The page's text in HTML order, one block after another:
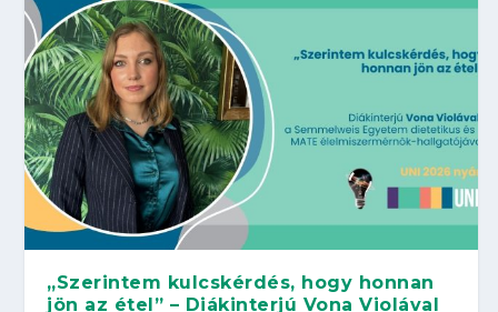
„Szerintem kulcskérdés, hogy honnan
jön az étel” – Diákinterjú Vona Violával